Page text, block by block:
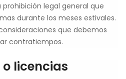
prohibición legal general que
durante los meses estivales.
que debemos
contratiempos.
o licencias